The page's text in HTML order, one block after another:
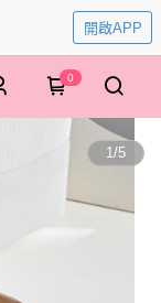
開啟APP
0
1/5